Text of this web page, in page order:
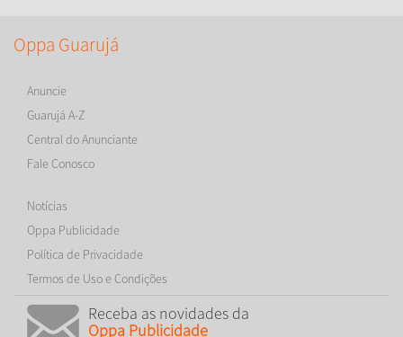
Oppa Guarujá
Anuncie
Guarujá A-Z
Central do Anunciante
Fale Conosco
Notícias
Oppa Publicidade
Política de Privacidade
Termos de Uso e Condições
Receba as novidades da
Oppa Publicidade